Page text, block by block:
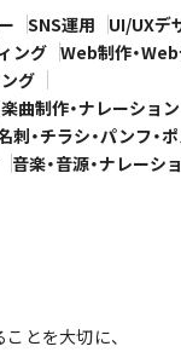
SNS運用
UI/UXデ
ング Web制作・
グ
楽曲制作・ナレーション
刺・チラシ・パンフ・
音楽・音源・ナレーシ
とを大切に、